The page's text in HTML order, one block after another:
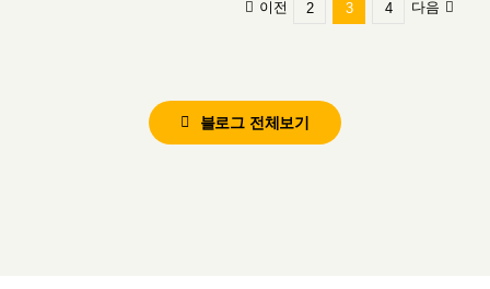
이전 2 3 4 다음
블로그 전체보기